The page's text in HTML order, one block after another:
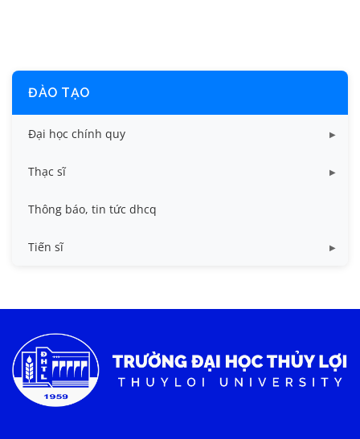
ĐÀO TẠO
Đại học chính quy
Các biểu mẫu
Chuẩn đầu ra và chương trình đào tạo dhcq
Thạc sĩ
Chương trình đào tạo thạc sĩ
Quy chế, quy định ths
Thông báo, tin tức dhcq
Tiến sĩ
Thông tin luận án
Kế hoạch bảo vệ
Nội dung luận án